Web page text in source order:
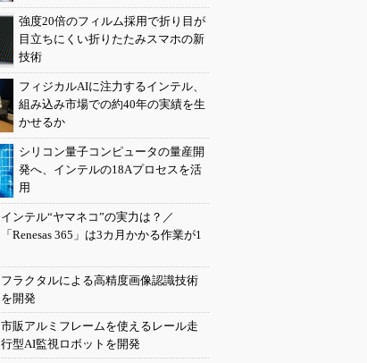
強度20倍のフィルム採用で折り目が
目立ちにくい折りたたみスマホの新
技術
フィジカルAIに注力するインテル、
組み込み市場での約40年の実績を生
かせるか
シリコン量子コンピュータの量産開
発へ、インテルの18Aプロセスを活
用
インテル“ヤマネコ”の実力は？／
「Renesas 365」は3カ月かかる作業が1
フラクタルによる高精度画像認識技術
を開発
市販アルミフレームを使えるレール走
行型AI監視ロボットを開発